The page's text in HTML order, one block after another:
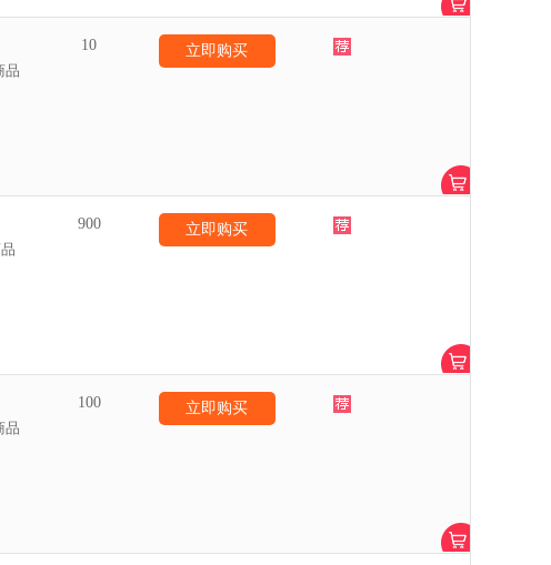
品
10 立即购买
900 立即购买
品
100 立即购买